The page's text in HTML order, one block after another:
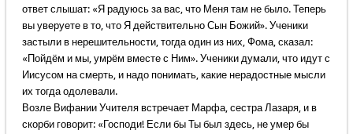
ответ слышат: «Я радуюсь за вас, что Меня там не было. Теперь
вы уверуете в то, что Я действительно Сын Божий». Ученики
застыли в нерешительности, тогда один из них, Фома, сказал:
«Пойдём и мы, умрём вместе с Ним». Ученики думали, что идут с
Иисусом на смерть, и надо понимать, какие нерадостные мысли
их тогда одолевали.
Возле Вифании Учителя встречает Марфа, сестра Лазаря, и в
скорби говорит: «Господи! Если бы Ты был здесь, не умер бы